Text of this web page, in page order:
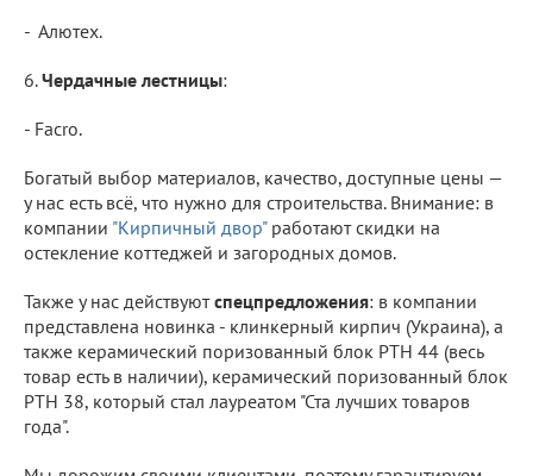
- Алютех.
6.Чердачные лестницы:
- Facro.
Богатый выбор материалов, качество, доступные цены —
у нас есть всё, что нужно для строительства. Внимание: в
компании "Кирпичный двор"работают скидки на
остекление коттеджей и загородных домов.
Также у нас действуютспецпредложения: в компании
представлена новинка - клинкерный кирпич (Украина), а
также керамический поризованный блок РТН 44 (весь
товар есть в наличии), керамический поризованный блок
РТН 38, который стал лауреатом "Ста лучших товаров
года".